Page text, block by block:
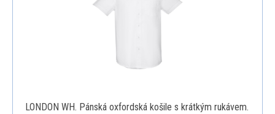
LONDON WH. Pánská oxfordská košile s krátkým rukávem.